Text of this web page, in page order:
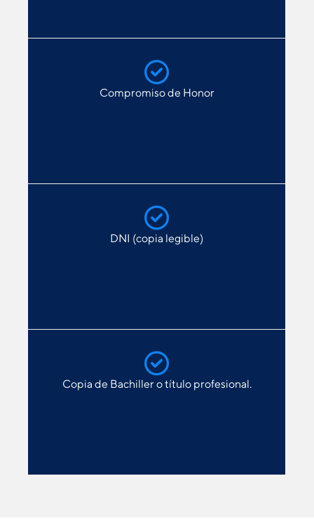
Compromiso de Honor
DNI (copia legible)
Copia de Bachiller o título profesional.